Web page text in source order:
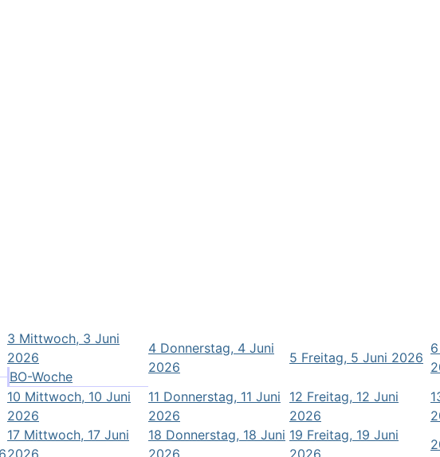
3 Mittwoch, 3 Juni
2026
BO-Woche
4 Donnerstag, 4 Juni
2026
5 Freitag, 5 Juni 2026
6
10 Mittwoch, 10 Juni
2026
11 Donnerstag, 11 Juni
2026
12 Freitag, 12 Juni
2026
17 Mittwoch, 17 Juni
2026
18 Donnerstag, 18 Juni
2026
19 Freitag, 19 Juni
2026